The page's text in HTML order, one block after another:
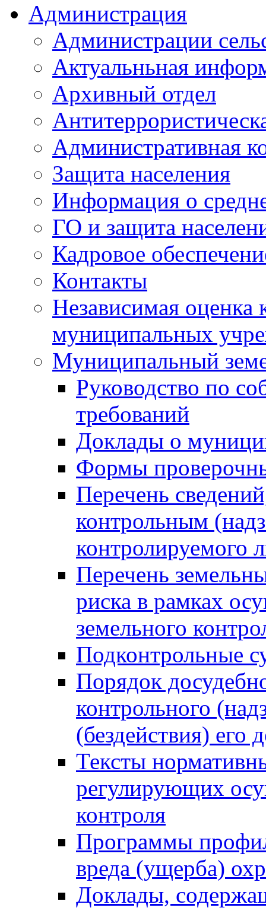
Администрация
Администрации
Актуальньная
Архивный отдел
Административная
Защита населения
Информация о
ГО и защита
Кадровое
Контакты
Независимая оценка
муниципальных
Муниципальный
Руководство по
требований
Доклады о
Формы
Перечень
контрольным
контролируемого
Перечень
риска в рамках
земельного
Подконтрольные
Порядок
контрольного
(бездействия)
Тексты
регулирующих
контроля
Программы
вреда (ущерба)
Доклады,